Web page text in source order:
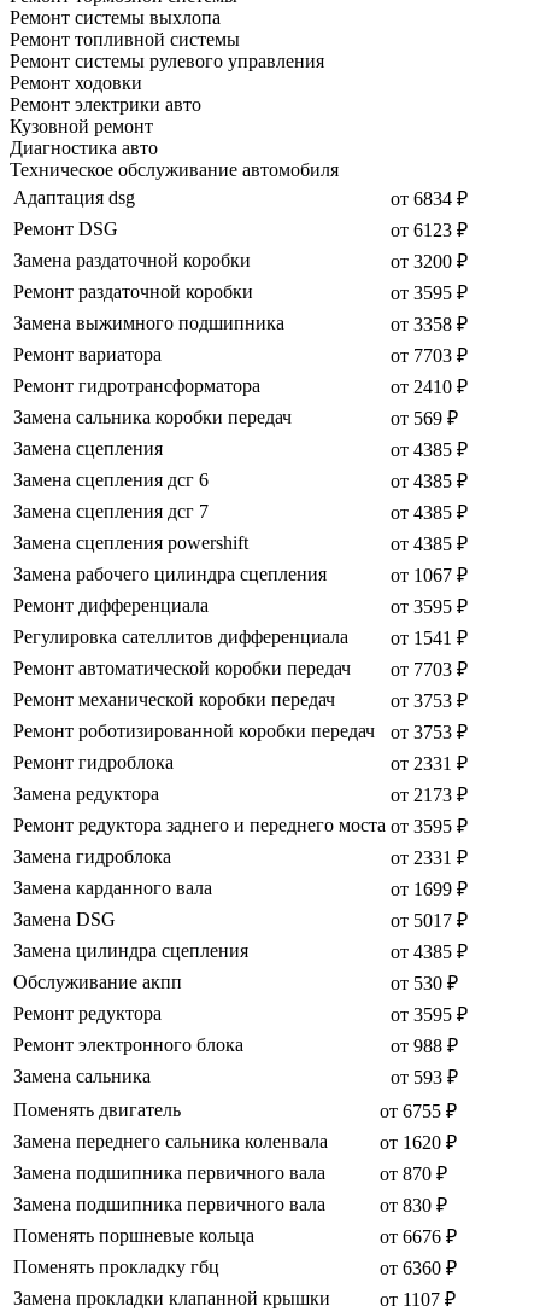
Ремонт системы выхлопа
Ремонт топливной системы
Ремонт системы рулевого управления
Ремонт ходовки
Ремонт электрики авто
Кузовной ремонт
Диагностика авто
Техническое обслуживание автомобиля
Адаптация dsg
от 6834 ₽
Ремонт DSG
от 6123 ₽
Замена раздаточной коробки
от 3200 ₽
Ремонт раздаточной коробки
от 3595 ₽
Замена выжимного подшипника
от 3358 ₽
Ремонт вариатора
от 7703 ₽
Ремонт гидротрансформатора
от 2410 ₽
Замена сальника коробки передач
от 569 ₽
Замена сцепления
от 4385 ₽
Замена сцепления дсг 6
от 4385 ₽
Замена сцепления дсг 7
от 4385 ₽
Замена сцепления powershift
от 4385 ₽
Замена рабочего цилиндра сцепления
от 1067 ₽
Ремонт дифференциала
от 3595 ₽
Регулировка сателлитов дифференциала
от 1541 ₽
Ремонт автоматической коробки передач
от 7703 ₽
Ремонт механической коробки передач
от 3753 ₽
Ремонт роботизированной коробки передач
от 3753 ₽
Ремонт гидроблока
от 2331 ₽
Замена редуктора
от 2173 ₽
Ремонт редуктора заднего и переднего моста от 3595 ₽
Замена гидроблока
от 2331 ₽
Замена карданного вала
от 1699 ₽
Замена DSG
от 5017 ₽
Замена цилиндра сцепления
от 4385 ₽
Обслуживание акпп
от 530 ₽
Ремонт редуктора
от 3595 ₽
Ремонт электронного блока
от 988 ₽
Замена сальника
от 593 ₽
Поменять двигатель
от 6755 ₽
Замена переднего сальника коленвала
от 1620 ₽
Замена подшипника первичного вала
от 870 ₽
Замена подшипника первичного вала
от 830 ₽
Поменять поршневые кольца
от 6676 ₽
Поменять прокладку гбц
от 6360 ₽
Замена прокладки клапанной крышки
от 1107 ₽